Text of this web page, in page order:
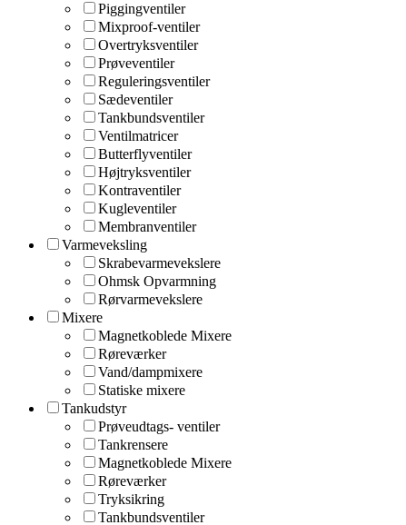
Piggingventiler
Mixproof-ventiler
Overtryksventiler
Prøveventiler
Reguleringsventiler
Sædeventiler
Tankbundsventiler
Ventilmatricer
Butterflyventiler
Højtryksventiler
Kontraventiler
Kugleventiler
Membranventiler
Varmeveksling
Skrabevarmevekslere
Ohmsk Opvarmning
Rørvarmevekslere
Mixere
Magnetkoblede Mixere
Røreværker
Vand/dampmixere
Statiske mixere
Tankudstyr
Prøveudtags- ventiler
Tankrensere
Magnetkoblede Mixere
Røreværker
Tryksikring
Tankbundsventiler